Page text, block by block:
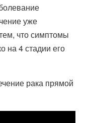
уже
что симптомы
на 4 стадии его
рака прямой